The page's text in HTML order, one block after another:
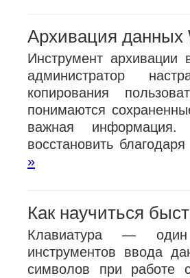
Архивация данных
Инструмент
администратор
копирования
понимаются
важная
восстановить
»
Как научиться
Клавиатура — один
инструментов ввода
символов при работе